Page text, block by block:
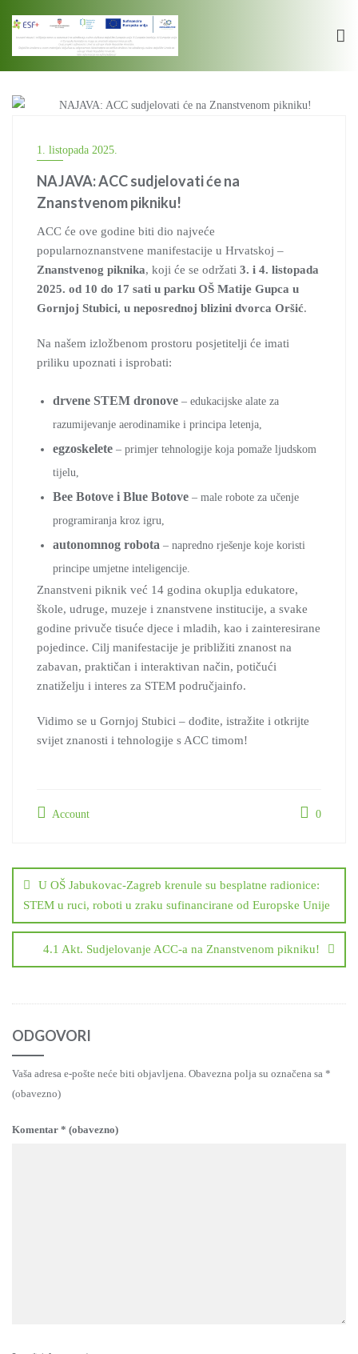
content
1. listopada 2025.
NAJAVA: ACC sudjelovati će na
Znanstvenom pikniku!
ACC će ove godine biti dio najveće
popularnoznanstvene manifestacije u Hrvatskoj –
Znanstvenog piknika, koji će se održati 3. i 4. listopada
2025. od 10 do 17 sati u parku OŠ Matije Gupca u
Gornjoj Stubici, u neposrednoj blizini dvorca Oršić.
Na našem izložbenom prostoru posjetitelji će imati
priliku upoznati i isprobati:
drvene STEM dronove – edukacijske alate za
razumijevanje aerodinamike i principa letenja,
egzoskelete – primjer tehnologije koja pomaže ljudskom
tijelu,
Bee Botove i Blue Botove – male robote za učenje
programiranja kroz igru,
autonomnog robota – napredno rješenje koje koristi
principe umjetne inteligencije.
Znanstveni piknik već 14 godina okuplja edukatore,
škole, udruge, muzeje i znanstvene institucije, a svake
godine privuče tisuće djece i mladih, kao i zainteresirane
pojedince. Cilj manifestacije je približiti znanost na
zabavan, praktičan i interaktivan način, potičući
znatiželju i interes za STEM područjainfo.
Vidimo se u Gornjoj Stubici – dođite, istražite i otkrijte
svijet znanosti i tehnologije s ACC timom!
Account 0
objavaU OŠ Jabukovac-Zagreb krenule su besplatne radionice:
STEM u ruci, roboti u zraku sufinancirane od Europske Unije
4.1 Akt. Sudjelovanje ACC-a na Znanstvenom pikniku!
ODGOVORI
Vaša adresa e-pošte neće biti objavljena. Obavezna polja su označena sa *
(obavezno)
Komentar * (obavezno)